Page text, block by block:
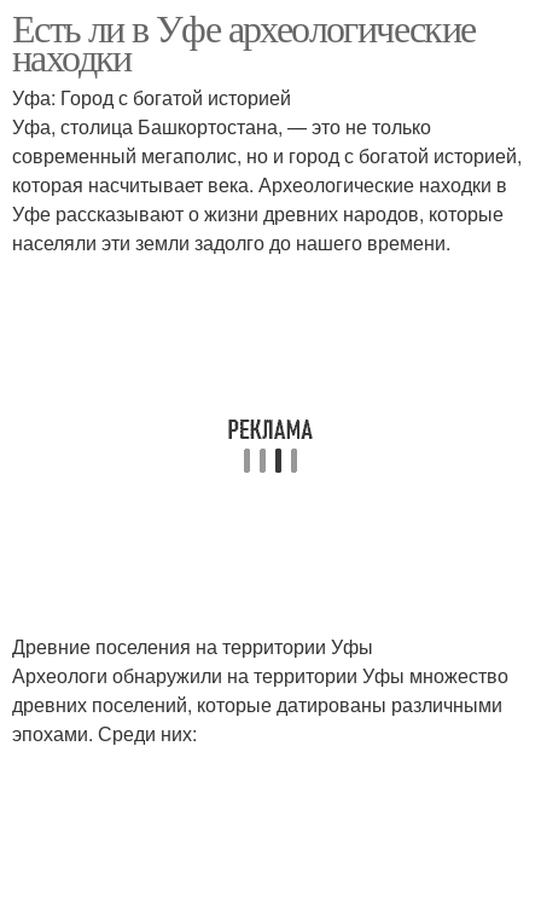
Есть ли в Уфе археологические
находки
Уфа: Город с богатой историей
Уфа, столица Башкортостана, — это не только
современный мегаполис, но и город с богатой историей,
которая насчитывает века. Археологические находки в
Уфе рассказывают о жизни древних народов, которые
населяли эти земли задолго до нашего времени.
Древние поселения на территории Уфы
Археологи обнаружили на территории Уфы множество
древних поселений, которые датированы различными
эпохами. Среди них: